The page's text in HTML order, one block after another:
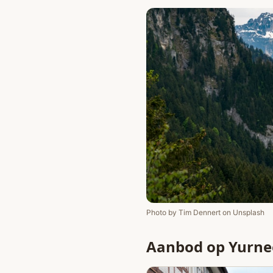
Photo by Tim Dennert on Unsplash
Aanbod op